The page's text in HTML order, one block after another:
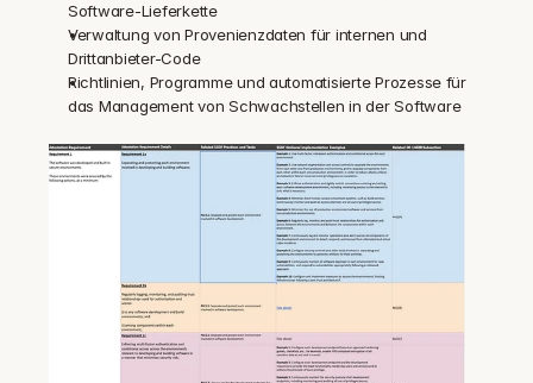
Software-Lieferkette
Verwaltung von Provenienzdaten für internen und
Drittanbieter-Code
Richtlinien, Programme und automatisierte Prozesse für
das Management von Schwachstellen in der Software